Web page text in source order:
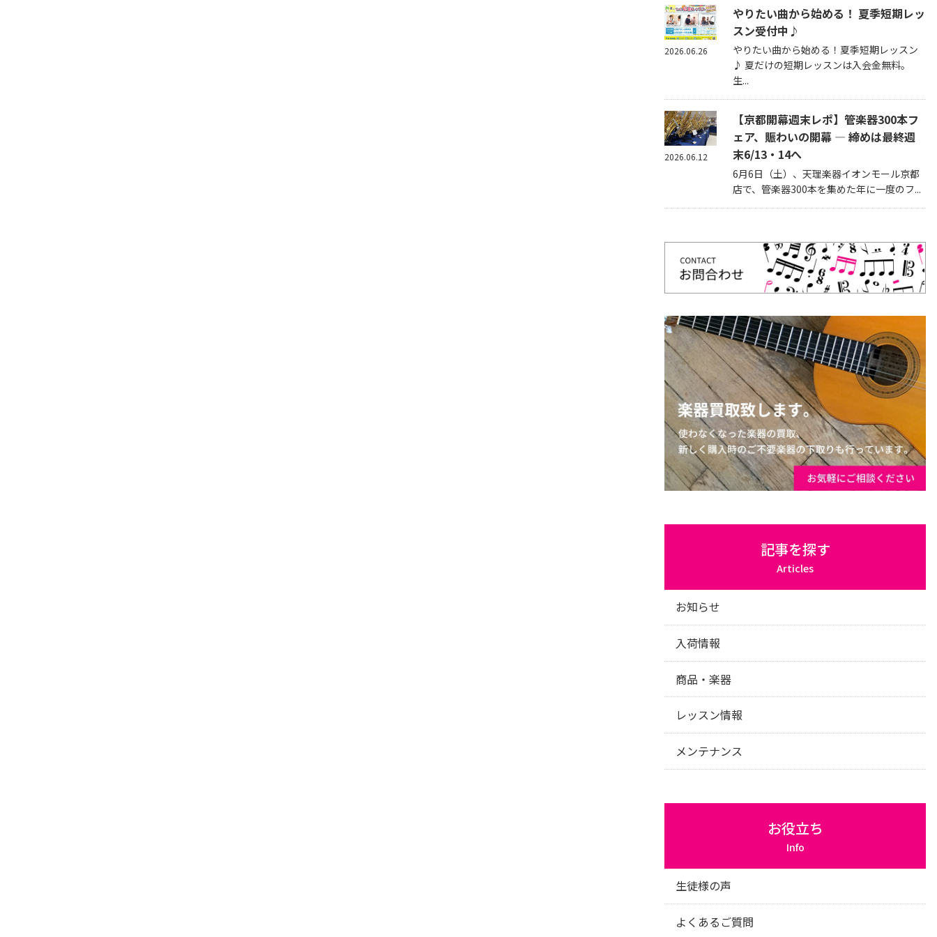
やりたい曲から始める！ 夏季短期レッ
スン受付中♪
やりたい曲から始める！夏季短期レッスン
♪ 夏だけの短期レッスンは入会金無料。
生...
2026.06.26
【京都開幕週末レポ】管楽器300本フ
ェア、賑わいの開幕 — 締めは最終週
末6/13・14へ
6月6日（土）、天理楽器イオンモール京都
店で、管楽器300本を集めた年に一度のフ...
2026.06.12
記事を探す
Articles
お知らせ
入荷情報
商品・楽器
レッスン情報
メンテナンス
お役立ち
Info
生徒様の声
よくあるご質問